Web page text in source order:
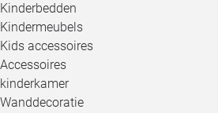
Kinderbedden
Kindermeubels
Kids accessoires
Accessoires
kinderkamer
Wanddecoratie